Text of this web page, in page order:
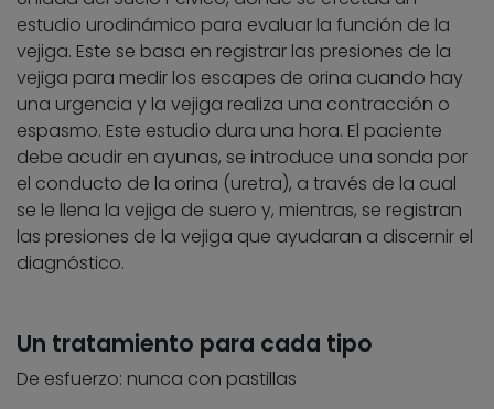
estudio urodinámico para evaluar la función de la
vejiga. Este se basa en registrar las presiones de la
vejiga para medir los escapes de orina cuando hay
una urgencia y la vejiga realiza una contracción o
espasmo. Este estudio dura una hora. El paciente
debe acudir en ayunas, se introduce una sonda por
el conducto de la orina (uretra), a través de la cual
se le llena la vejiga de suero y, mientras, se registran
las presiones de la vejiga que ayudaran a discernir el
diagnóstico.
Un tratamiento para cada tipo
De esfuerzo: nunca con pastillas